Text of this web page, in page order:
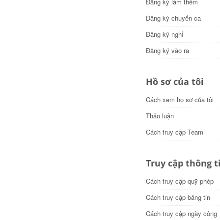
Đăng ký chuyển ca
Đăng ký nghỉ
Đăng ký vào ra
Hồ sơ của tôi
Cách xem hồ sơ của tôi
Thảo luận
Cách truy cập Team
Truy cập thông
Cách truy cập quỹ phép
Cách truy cập bảng tin
Cách truy cập ngày công